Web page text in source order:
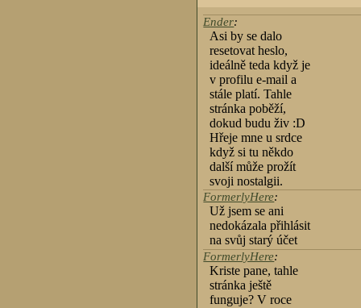
Ender:
Asi by se dalo
resetovat heslo,
ideálně teda když je
v profilu e-mail a
stále platí. Tahle
stránka poběží,
dokud budu živ :D
Hřeje mne u srdce
když si tu někdo
další může prožít
svoji nostalgii.
FormerlyHere:
Už jsem se ani
nedokázala přihlásit
na svůj starý účet
FormerlyHere:
Kriste pane, tahle
stránka ještě
funguje? V roce